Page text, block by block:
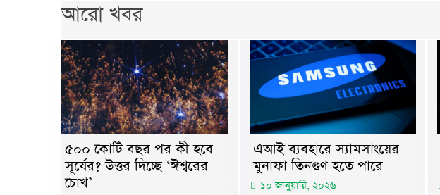
আরো খবর
৫০০ কোটি বছর পর কী হবে
সূর্যের? উত্তর দিচ্ছে ‘ঈশ্বরের
চোখ’
এআই ব্যবহারে স্যামসাংয়ের
মুনাফা তিনগুণ হতে পারে
১০ জানুয়ারি, ২০২৬